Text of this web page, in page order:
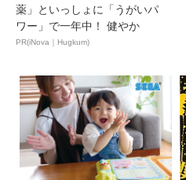
薬」といっしょに「うがいパ
ワー」で一年中！ 健やか
PR(iNova｜Hugkum)